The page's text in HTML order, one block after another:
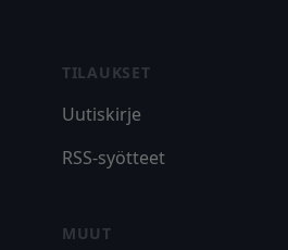
TILAUKSET
Uutiskirje
RSS-syötteet
MUUT